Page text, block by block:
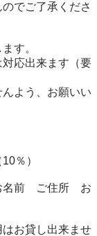
でご了承くださ
す。
応出来ます（要
よう、お願いい
％）
前　ご住所　お
お貸し出来ませ